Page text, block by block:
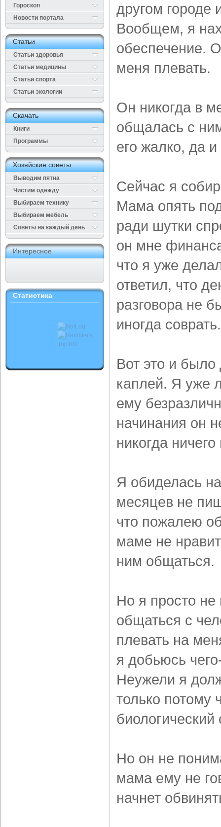
Гороскоп
Новости портала
Cтатьи
Статьи здоровья
Cтатьи медицины
Статьи спорта
Статьи экологии
Cкачать
Книги
Программы
Хозяйские советы
Выводим пятна
Чистим одежду
Выбираем технику
Выбираем мебель
Cоветы на каждый день
Интересное
Статистика
другом городе
Вообщем, я
обеспечение.
меня плевать.
Он никогда в
общалась с
его жалко, да
Сейчас я
Мама опять
ради шутки
он мне
что я уже
ответил, что
разговора не
иногда соврать.
Вот это и
каплей. Я уже
ему
начинания он
никогда
Я обиделась
месяцев не
что пожалею
маме не
ним общаться.
Но я просто
общаться с
плевать на
я добьюсь
Неужели я
только потому
биологический
Но он не
мама ему не
начнет